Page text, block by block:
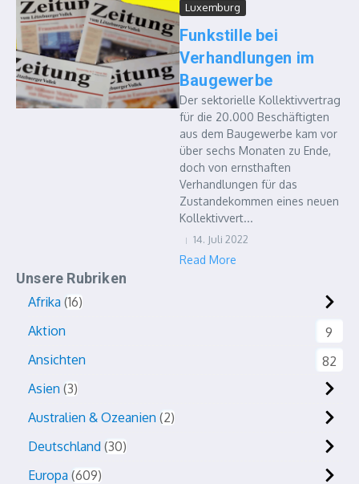
Luxemburg
Funkstille bei
Verhandlungen im
Baugewerbe
Der sektorielle Kollektivvertrag
für die 20.000 Beschäftigten
aus dem Baugewerbe kam vor
über sechs Monaten zu Ende,
doch von ernsthaften
Verhandlungen für das
Zustandekommen eines neuen
Kollektivvert...
14. Juli 2022
Read More
Unsere Rubriken
Afrika 16
Aktion
9
Ansichten
82
Asien 3
Australien & Ozeanien 2
Deutschland 30
Europa 609